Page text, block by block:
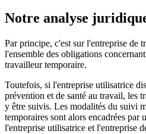
Notre analyse
Par principe, c'est sur l'entreprise de
l'ensemble des obligations
travailleur temporaire.
Toutefois, si l'entreprise utilisatrice
prévention et de santé au travail, les
y être suivis. Les modalités du suivi
temporaires sont alors encadrées par
l'entreprise utilisatrice et l'entreprise